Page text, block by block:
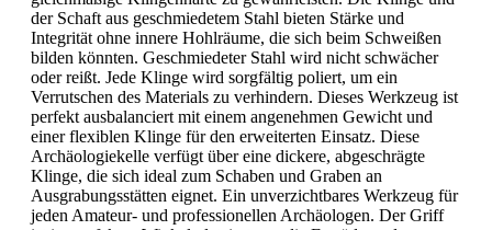
der Schaft aus geschmiedetem Stahl bieten Stärke und
Integrität ohne innere Hohlräume, die sich beim Schweißen
bilden könnten. Geschmiedeter Stahl wird nicht schwächer
oder reißt. Jede Klinge wird sorgfältig poliert, um ein
Verrutschen des Materials zu verhindern. Dieses Werkzeug ist
perfekt ausbalanciert mit einem angenehmen Gewicht und
einer flexiblen Klinge für den erweiterten Einsatz. Diese
Archäologiekelle verfügt über eine dickere, abgeschrägte
Klinge, die sich ideal zum Schaben und Graben an
Ausgrabungsstätten eignet. Ein unverzichtbares Werkzeug für
jeden Amateur- und professionellen Archäologen. Der Griff